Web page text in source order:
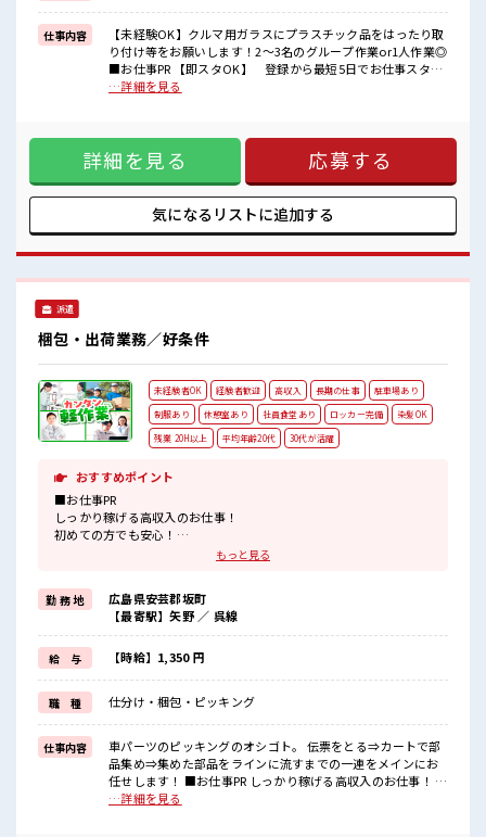
■職場の雰囲気
10代～30代の男性スタッフさんもカツヤク中の職場☆
とってもキレイで空調完備も完備♪
年中カイテキにオシゴトしていただけます♪
髪のカラーリングはキバツ過ぎなければOK♪
仕事内容
【未経験OK】クルマ用ガラスにプラスチック品をはったり取
り付け等をお願いします！2～3名のグループ作業or1人作業◎
■お仕事PR 【即スタOK】 登録から最短5日でお仕事スター
ト！ 《作業補足》 重いモノもちょっとありますが一人で持
交通機関をご利用くださいネ！ 通勤交通費も支給されま
す！ お弁当を数種類から選んで注文OK♪ ユニフォームの貸
し出しがあるのもうれしいpoint☆ コンビニが近くにありベン
リ！ とりあえずの応募も大カンゲイ！ 気になった方はお気軽
にご応募くださいネ★ ■職場の雰囲気 10代～30代の男性スタ
ッフさんもカツヤク中の職場☆ とってもキレイで空調完備も
ーリングはキバツ過ぎなければOK♪ ロッカー・休憩室もあり
◎
…詳細を見る
詳細を見る 応募する
気になるリストに追加する
派遣
梱包・出荷業務／好条件
未経験者OK 経験者歓迎 高収入 長期の仕事
駐車場あり
制服あり
休憩室あり 社員食堂あり ロッカー完備
染髪OK
残業 20H以上
平均年齢20代 30代が活躍
おすすめポイント
■お仕事PR
しっかり稼げる高収入のお仕事！
初めての方でも安心！
担当がしっかりバックアップします。
・製造業の工場勤務に興味がある方。
・高収入で働きたい方。
・担当者のサポートが必要な方。
≪残業で収入アップ≫
高収入を希望される方にオススメ。
残業は月20時間以上あります♪
≪髪色自由で自分らしく働く≫
明るすぎたり、
奇抜でなければOK！
基本的に髪色自由(会社の規定があります)。
カート押して歩きまわるのでダイエットにもなって一石二鳥です。
もっと見る
勤 務 地
広島県安芸郡坂町
【最寄駅】矢野 ／ 呉線
給 与 【時給】1,350 円
職 種 仕分け・梱包・ピッキング
仕事内容
車パーツのピッキングのオシゴト。 伝票をとる⇒カートで部
品集め⇒集めた部品をラインに流すまでの一連をメインにお
任せします！ ■お仕事PR しっかり稼げる高収入のお仕事！ 初
めての方でも安心！ 担当がしっかりバックアップします。 ≪
…詳細を見る